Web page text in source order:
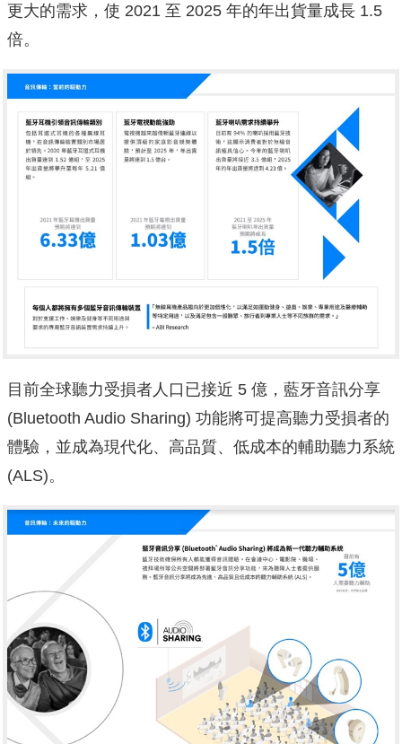
更大的需求，使 2021 至 2025 年的年出貨量成長 1.5
倍。
目前全球聽力受損者人口已接近 5 億，藍牙音訊分享
(Bluetooth Audio Sharing) 功能將可提高聽力受損者的
體驗，並成為現代化、高品質、低成本的輔助聽力系統
(ALS)。